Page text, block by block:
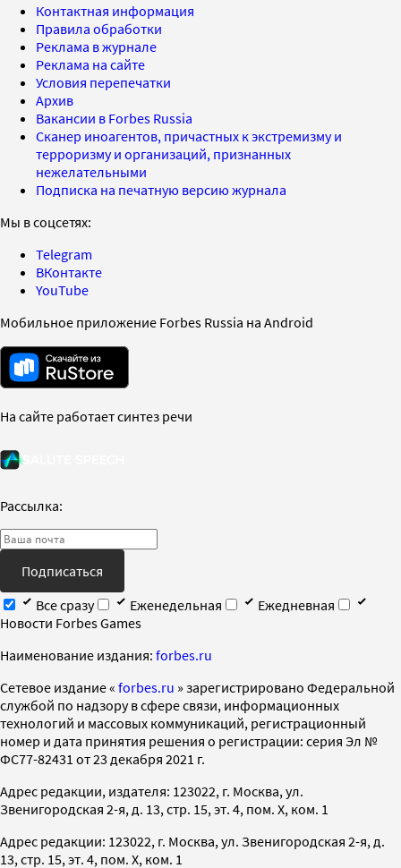
Контактная информация
Правила обработки
Реклама в журнале
Реклама на сайте
Условия перепечатки
Архив
Вакансии в Forbes Russia
Сканер иноагентов, причастных к экстремизму и
терроризму и организаций, признанных
нежелательными
Подписка на печатную версию журнала
Мы в соцсетях:
Telegram
ВКонтакте
YouTube
Мобильное приложение Forbes Russia на Android
На сайте работает синтез речи
Рассылка:
Подписаться
Все сразу
Еженедельная
Ежедневная
Новости Forbes Games
Наименование издания: forbes.ru
Cетевое издание « forbes.ru » зарегистрировано Федеральной
службой по надзору в сфере связи, информационных
технологий и массовых коммуникаций, регистрационный
номер и дата принятия решения о регистрации: серия Эл №
ФС77-82431 от 23 декабря 2021 г.
Адрес редакции, издателя: 123022, г. Москва, ул.
Звенигородская 2-я, д. 13, стр. 15, эт. 4, пом. X, ком. 1
Адрес редакции: 123022, г. Москва, ул. Звенигородская 2-я, д.
13, стр. 15, эт. 4, пом. X, ком. 1